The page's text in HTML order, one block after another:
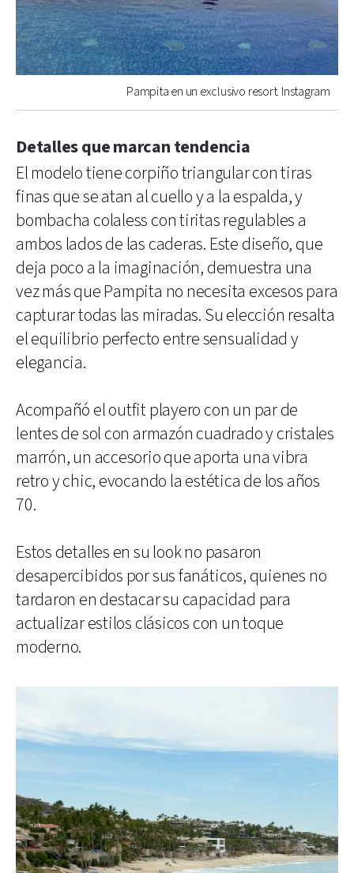
Pampita en un exclusivo resort. Instagram
Detalles que marcan tendencia
El modelo tiene corpiño triangular con tiras
finas que se atan al cuello y a la espalda, y
bombacha colaless con tiritas regulables a
ambos lados de las caderas. Este diseño, que
deja poco a la imaginación, demuestra una
vez más que Pampita no necesita excesos para
capturar todas las miradas. Su elección resalta
el equilibrio perfecto entre sensualidad y
elegancia.
Acompañó el outfit playero con un par de
lentes de sol con armazón cuadrado y cristales
marrón, un accesorio que aporta una vibra
retro y chic, evocando la estética de los años
70.
Estos detalles en su look no pasaron
desapercibidos por sus fanáticos, quienes no
tardaron en destacar su capacidad para
actualizar estilos clásicos con un toque
moderno.